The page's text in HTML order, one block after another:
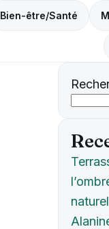
Bien-être/Santé